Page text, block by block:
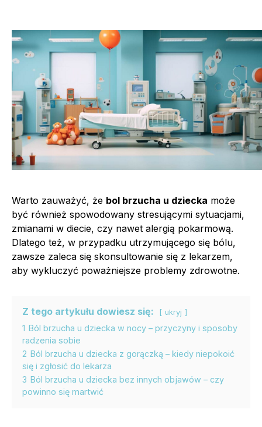
Warto zauważyć, że bol brzucha u dziecka może
być również spowodowany stresującymi sytuacjami,
zmianami w diecie, czy nawet alergią pokarmową.
Dlatego też, w przypadku utrzymującego się bólu,
zawsze zaleca się skonsultowanie się z lekarzem,
aby wykluczyć poważniejsze problemy zdrowotne.
Z tego artykułu dowiesz się: ukryj
1 Ból brzucha u dziecka w nocy – przyczyny i sposoby
radzenia sobie
2 Ból brzucha u dziecka z gorączką – kiedy niepokoić
się i zgłosić do lekarza
3 Ból brzucha u dziecka bez innych objawów – czy
powinno się martwić